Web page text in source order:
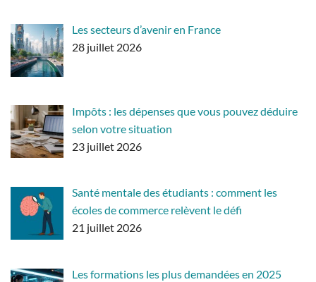
Les secteurs d’avenir en France
28 juillet 2026
Impôts : les dépenses que vous pouvez déduire
selon votre situation
23 juillet 2026
Santé mentale des étudiants : comment les
écoles de commerce relèvent le défi
21 juillet 2026
Les formations les plus demandées en 2025